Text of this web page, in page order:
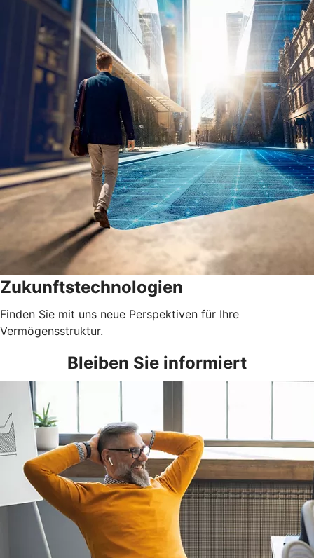
Zukunftstechnologien
Finden Sie mit uns neue Perspektiven für Ihre
Vermögensstruktur.
Bleiben Sie informiert